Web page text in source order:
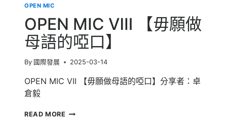
OPEN MIC
OPEN MIC Ⅷ 【毋願做
母語的啞口】
By 國際發展 2025-03-14
OPEN MIC VII 【毋願做母語的啞口】分享者：卓
倉毅
READ MORE OPEN